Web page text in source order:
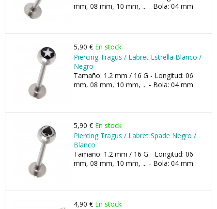
mm, 08 mm, 10 mm, ... - Bola: 04 mm
5,90 € En stock
Piercing Tragus / Labret Estrella Blanco /
Negro
Tamaño: 1.2 mm / 16 G - Longitud: 06
mm, 08 mm, 10 mm, ... - Bola: 04 mm
5,90 € En stock
Piercing Tragus / Labret Spade Negro /
Blanco
Tamaño: 1.2 mm / 16 G - Longitud: 06
mm, 08 mm, 10 mm, ... - Bola: 04 mm
4,90 € En stock